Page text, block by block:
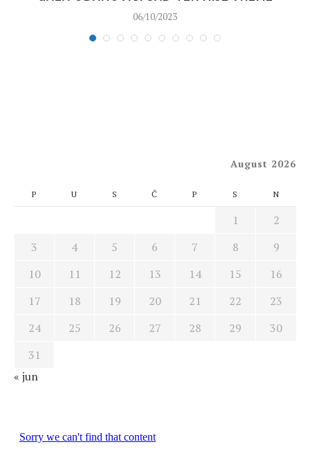
06/10/2023
August 2026
P U S Č P S N
1
2
3
4 5 6 7 8
9
10
11 12 13 14 15
16
17
18 19 20 21 22
23
24
25 26 27 28 29
30
31
« jun